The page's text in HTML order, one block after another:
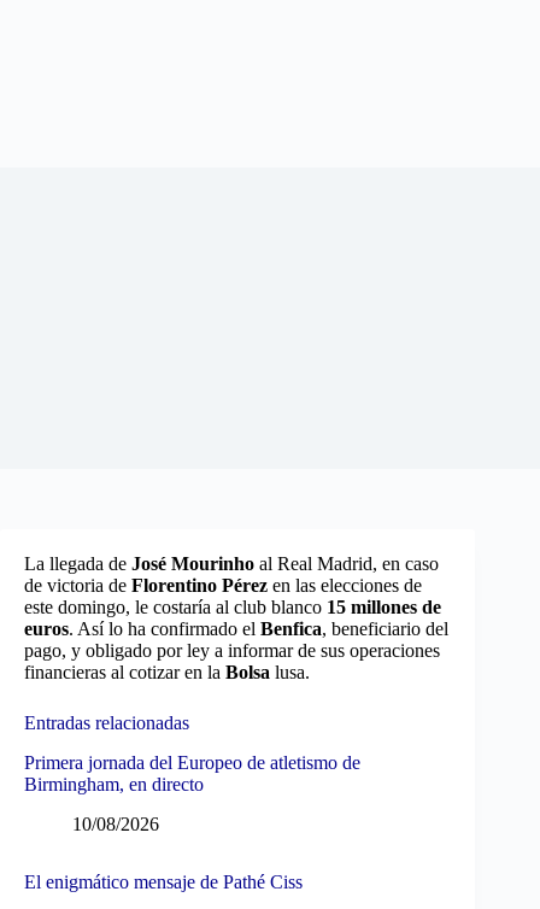
La llegada de José Mourinho al Real Madrid, en caso
de victoria de Florentino Pérez en las elecciones de
este domingo, le costaría al club blanco 15 millones de
euros. Así lo ha confirmado el Benfica, beneficiario del
pago, y obligado por ley a informar de sus operaciones
financieras al cotizar en la Bolsa lusa.
Entradas relacionadas
Primera jornada del Europeo de atletismo de
Birmingham, en directo
10/08/2026
El enigmático mensaje de Pathé Ciss